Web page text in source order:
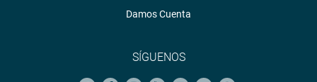
Damos Cuenta
SÍGUENOS